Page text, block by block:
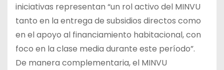
iniciativas representan “un rol activo del MINVU
tanto en la entrega de subsidios directos como
en el apoyo al financiamiento habitacional, con
foco en la clase media durante este período”.
De manera complementaria, el MINVU